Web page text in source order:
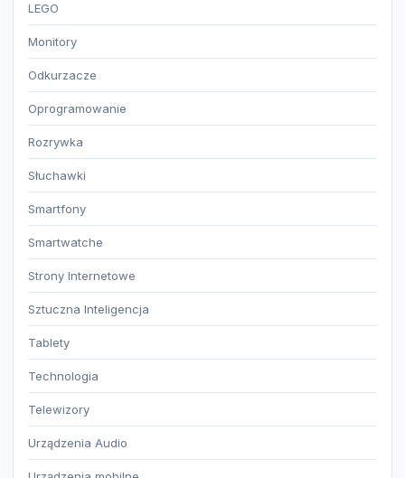
LEGO
Monitory
Odkurzacze
Oprogramowanie
Rozrywka
Słuchawki
Smartfony
Smartwatche
Strony Internetowe
Sztuczna Inteligencja
Tablety
Technologia
Telewizory
Urządzenia Audio